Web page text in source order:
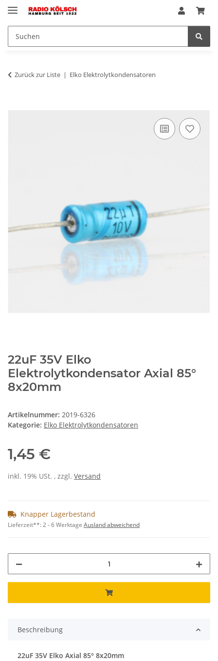
Zurück zur Liste Elko Elektrolytkondensatoren
22uF 35V Elko
Elektrolytkondensator Axial 85°
8x20mm
Artikelnummer: 2019-6326
Kategorie: Elko Elektrolytkondensatoren
1,45 €
inkl. 19% USt. , zzgl. Versand
Knapper Lagerbestand
Lieferzeit**:2 - 6 Werktage Ausland abweichend
Beschreibung
22uF 35V Elko Axial 85° 8x20mm